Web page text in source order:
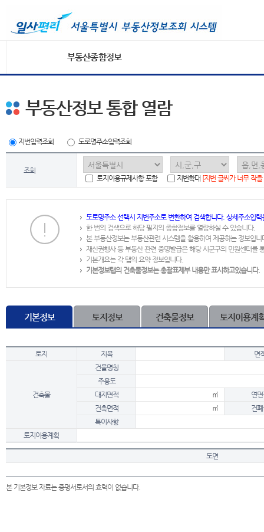
부동산종합정보
부동산정보 통합 열람
지번입력조회 도로명주소입력조회
조회
토지이용규제사항 포함
지번확대 [지번 글씨가 너무 작
도로명주소 선택시 지번주소로 변환하여 검색합니다. 상세주소입
한 번의 검색으로 해당 필지의 종합정보를 열람하실 수 있습니다.
본 부동산정보는 부동산관련 시스템을 활용하여 제공하는 정보입니
재산권행사 등 부동산 관련 증명발급은 해당 시군구의 민원센터를
기본개요는 각 탭의 요약 정보입니다.
기본정보탭의 건축물정보는 총괄표제부 내용만 표시하고있습니다.
기본정보 토지정보 건축물정보 토지이용계
토지 지목 면
건축물
건물명칭
주용도
대지면적
㎡
연
건축면적
㎡
건
특이사항
토지이용계획
도면
본 기본정보 자료는 증명서로서의 효력이 없습니다.